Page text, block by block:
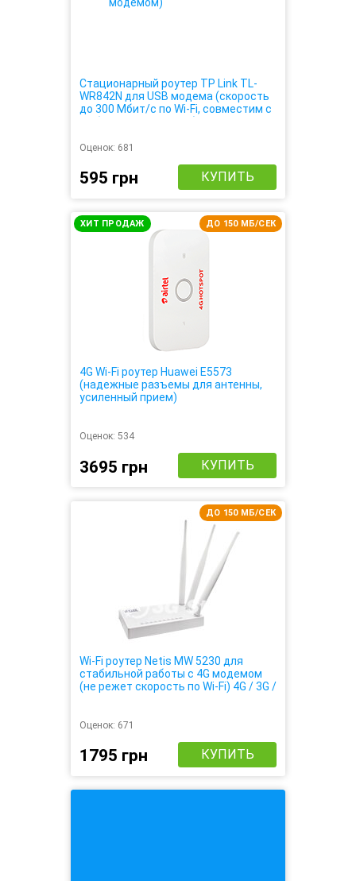
Стационарный роутер TP Link TL-
WR842N для USB модема (скорость
до 300 Мбит/с по Wi-Fi, совместим с
любым USB модемом)
Оценок: 681
595 грн КУПИТЬ
ХИТ ПРОДАЖ ДО 150 МБ/СЕК
4G Wi-Fi роутер Huawei E5573
(надежные разъемы для антенны,
усиленный прием)
Оценок: 534
3695 грн КУПИТЬ
ДО 150 МБ/СЕК
Wi-Fi роутер Netis MW 5230 для
стабильной работы с 4G модемом
(не режет скорость по Wi-Fi) 4G / 3G /
Оценок: 671
1795 грн КУПИТЬ